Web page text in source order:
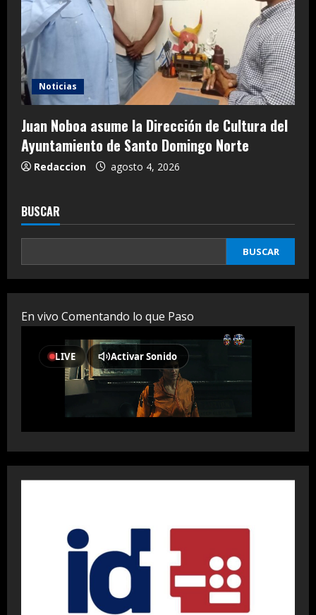
Noticias
Juan Noboa asume la Dirección de Cultura del
Ayuntamiento de Santo Domingo Norte
Redaccion agosto 4, 2026
BUSCAR
BUSCAR
En vivo Comentando lo que Paso